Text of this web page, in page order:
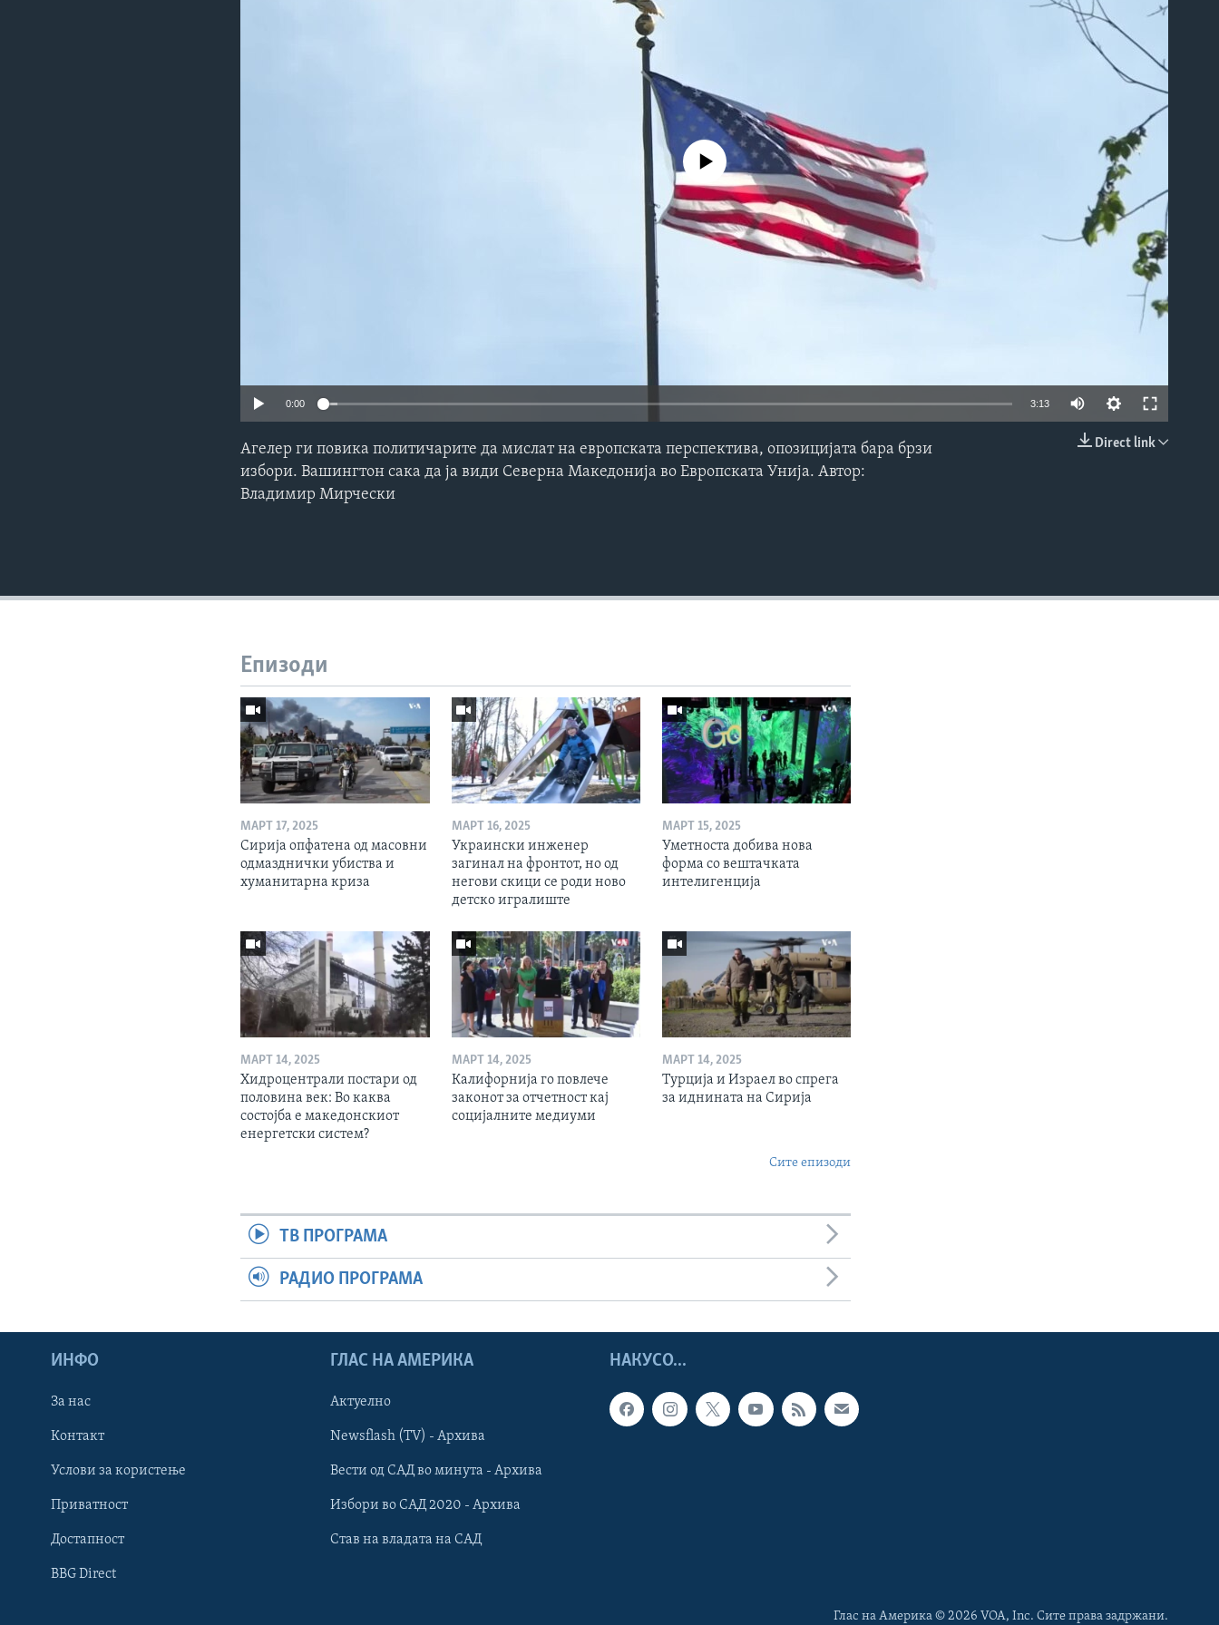
Learning English
НАКУСО...
No media source currently available
0:00 3:13
Direct link
Агелер ги повика политичарите да мислат на европската перспектива, опозицијата бара брзи
избори. Вашингтон сака да ја види Северна Македонија во Европската Унија. Автор:
Владимир Мирчески
Епизоди
МАРТ 17, 2025
Сирија опфатена од масовни
одмазднички убиства и
хуманитарна криза
МАРТ 16, 2025
Украински инженер
загинал на фронтот, но од
негови скици се роди ново
детско игралиште
МАРТ 15, 2025
Уметноста добива нова
форма со вештачката
интелигенција
МАРТ 14, 2025
Хидроцентрали постари од
половина век: Во каква
состојба е македонскиот
енергетски систем?
МАРТ 14, 2025
Калифорнија го повлече
законот за отчетност кај
социјалните медиуми
МАРТ 14, 2025
Турција и Израел во спрега
за иднината на Сирија
Сите епизоди
ТВ ПРОГРАМА
РАДИО ПРОГРАМА
НАКУСО...
ИНФО
За нас
Контакт
Услови за користење
Приватност
Достапност
BBG Direct
ГЛАС НА АМЕРИКА
Актуелно
Newsflash (TV) - Архива
Вести од САД во минута - Архива
Избори во САД 2020 - Архива
Став на владата на САД
Глас на Америка © 2026 VOA, Inc. Сите права задржани.